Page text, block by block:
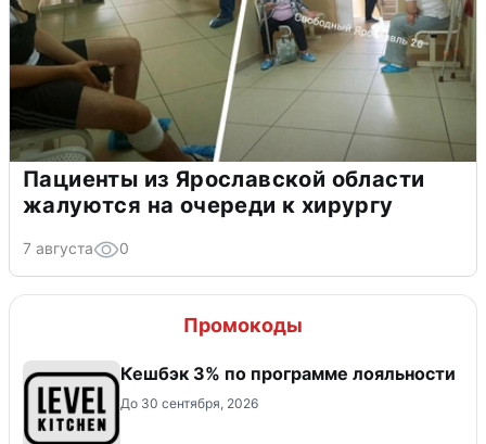
Пациенты из Ярославской области
жалуются на очереди к хирургу
7 августа 0
Промокоды
Кешбэк 3% по программе лояльности
До 30 сентября, 2026